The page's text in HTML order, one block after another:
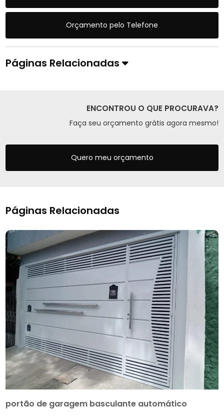
Orçamento pelo Telefone
Páginas Relacionadas
ENCONTROU O QUE PROCURAVA?
Faça seu orçamento grátis agora mesmo!
Quero meu orçamento
Páginas Relacionadas
portão de garagem basculante automático